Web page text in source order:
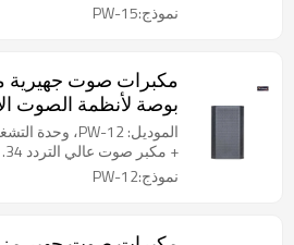
نموذج:PW-15
بوصة لأنظمة الصوت
+ مكبر صوت عالي التردد 1.34 بوصة (34 مم)
نموذج:PW-12